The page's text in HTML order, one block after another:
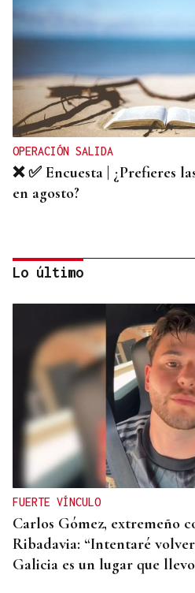
OPERACIÓN SALIDA
❌ ✅ Encuesta | ¿Prefieres
en agosto?
PROGRAMACIÓN CULTURAL
❌ ✅ Encuesta | ¿Crees que
actividades culturales en la
este verano?
Lo último
FUERTE VÍNCULO
Carlos Gómez, extremeño
Ribadavia: “Intentaré
Galicia es un lugar que